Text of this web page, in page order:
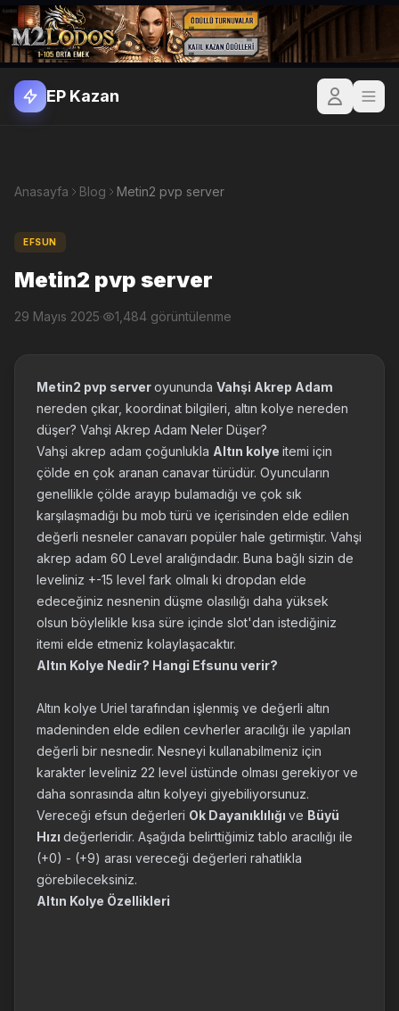
EP Kazan
Anasayfa Blog Metin2 pvp server
EFSUN
Metin2 pvp server
29 Mayıs 2025· 1,484 görüntülenme
Metin2 pvp serveroyununda Vahşi Akrep Adam
nereden çıkar, koordinat bilgileri, altın kolye nereden
düşer? Vahşi Akrep Adam Neler Düşer?
Vahşi akrep adam çoğunlukla Altın kolye itemi için
çölde en çok aranan canavar türüdür. Oyuncuların
genellikle çölde arayıp bulamadığı ve çok sık
karşılaşmadığı bu mob türü ve içerisinden elde edilen
değerli nesneler canavarı popüler hale getirmiştir. Vahşi
akrep adam 60 Level aralığındadır. Buna bağlı sizin de
leveliniz +-15 level fark olmalı ki dropdan elde
edeceğiniz nesnenin düşme olasılığı daha yüksek
olsun böylelikle kısa süre içinde slot'dan istediğiniz
itemi elde etmeniz kolaylaşacaktır.
Altın Kolye Nedir? Hangi Efsunu verir?
Altın kolye Uriel tarafından işlenmiş ve değerli altın
madeninden elde edilen cevherler aracılığı ile yapılan
değerli bir nesnedir. Nesneyi kullanabilmeniz için
karakter leveliniz 22 level üstünde olması gerekiyor ve
daha sonrasında altın kolyeyi giyebiliyorsunuz.
Vereceği efsun değerleri Ok Dayanıklılığı ve Büyü
Hızı değerleridir. Aşağıda belirttiğimiz tablo aracılığı ile
(+0) - (+9) arası vereceği değerleri rahatlıkla
görebileceksiniz.
Altın Kolye Özellikleri